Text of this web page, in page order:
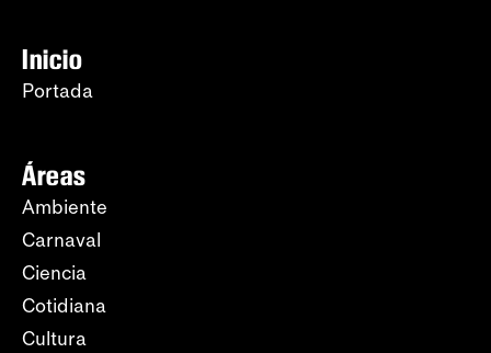
Inicio
Portada
Áreas
Ambiente
Carnaval
Ciencia
Cotidiana
Cultura